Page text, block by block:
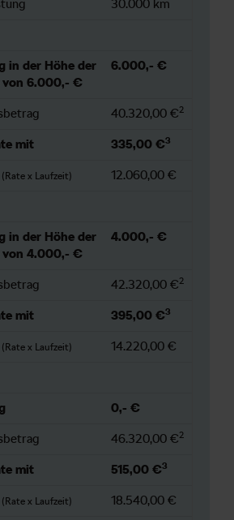
30.000 km
in der Höhe der
von 6.000,- €
6.000,- €
40.320,00 €2
mit 335,00 €3
(Rate x Laufzeit) 12.060,00 €
in der Höhe der
von 4.000,- €
4.000,- €
42.320,00 €2
mit 395,00 €3
(Rate x Laufzeit) 14.220,00 €
0,- €
46.320,00 €2
mit 515,00 €3
(Rate x Laufzeit) 18.540,00 €